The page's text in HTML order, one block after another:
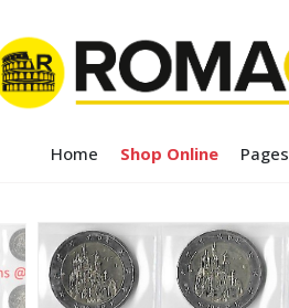
Home Shop Online Pages